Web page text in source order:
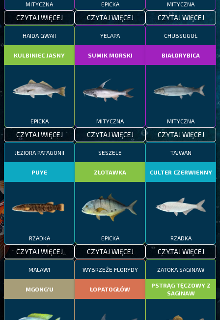
MITYCZNA
CZYTAJ WIĘCEJ
EPICKA
CZYTAJ WIĘCEJ
MITYCZNA
CZYTAJ WIĘCEJ
HAIDA GWAII
KULBINIEC JASNY
EPICKA
CZYTAJ WIĘCEJ
YELAPA
SUMIK MORSKI
MITYCZNA
CZYTAJ WIĘCEJ
CHUBSUGUŁ
BIAŁORYBICA
MITYCZNA
CZYTAJ WIĘCEJ
JEZIORA PATAGONII
PUYE
RZADKA
CZYTAJ WIĘCEJ
SESZELE
ZŁOTAWKA
EPICKA
CZYTAJ WIĘCEJ
TAJWAN
CULTER CZERWIENNY
RZADKA
CZYTAJ WIĘCEJ
MALAWI
MGONG'U
WYBRZEŻE FLORYDY
ŁOPATOGŁÓW
ZATOKA SAGINAW
PSTRĄG TĘCZOWY Z
SAGINAW